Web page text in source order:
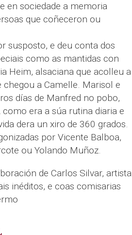
en sociedade a memoria
que coñeceron ou
susposto, e deu conta dos
como as mantidas con
Heim, alsaciana que acolleu a
a Camelle. Marisol e
días de Manfred no pobo,
era a súa rutina diaria e
dera un xiro de 360 grados.
por Vicente Balboa,
ou Yolando Muñoz.
de Carlos Silvar, artista
inéditos, e coas comisarias